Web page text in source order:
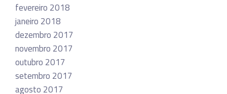
fevereiro 2018
janeiro 2018
dezembro 2017
novembro 2017
outubro 2017
setembro 2017
agosto 2017